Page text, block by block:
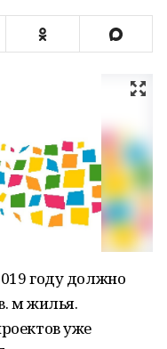
году должно
м жилья.
уже